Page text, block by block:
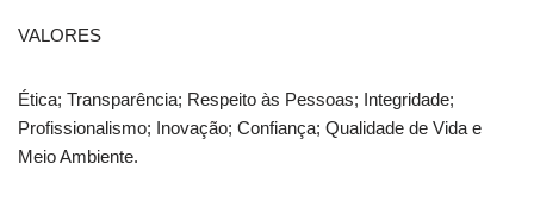
VALORES
Ética; Transparência; Respeito às Pessoas; Integridade;
Profissionalismo; Inovação; Confiança; Qualidade de Vida e
Meio Ambiente.